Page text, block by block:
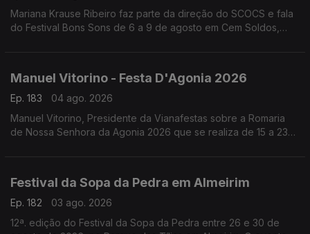
Mariana Krause Ribeiro faz parte da direção do SCOCS e fala
do Festival Bons Sons de 6 a 9 de agosto em Cem Soldos,
Manuel Vitorino - Festa D'Agonia 2026
Ep. 183
04 ago. 2026
Manuel Vitorino, Presidente da Vianafestas sobre a Romaria
de Nossa Senhora da Agonia 2026 que se realiza de 15 a 23
Festival da Sopa da Pedra em Almeirim
Ep. 182
03 ago. 2026
12ª. edição do Festival da Sopa da Pedra entre 26 e 30 de